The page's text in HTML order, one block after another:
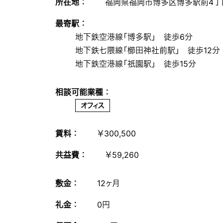
所在地 ： 福岡県福岡市博多区博多駅前4
最寄駅 ：
地下鉄空港線「博多駅」 徒歩6分
地下鉄七隈線「櫛田神社前駅」 徒歩12分
地下鉄空港線「祇園駅」 徒歩15分
相談可能業種 ：
オフィス
賃料 ： ￥300,500
共益費 ： ￥59,260
敷金 ： 12ヶ月
礼金 ： 0円